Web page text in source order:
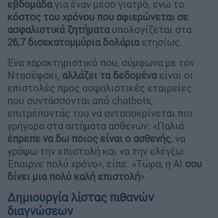
εβδομάδαγια έναν μέσο γιατρό, ενώ το
κόστος του χρόνου που αφιερώνεται σε
ασφαλιστικά ζητήματαυπολογίζεται στα
26,7 δισεκατομμύρια δολάριαετησίως.
Ένα χαρακτηριστικό που, σύμφωνα με τον
Ντασέφσκι, αλλάζει τα δεδομέναείναι οι
επιστολές προς ασφαλιστικές εταιρείες
που συντάσσονται από chatbots,
επιτρέποντάς του να ανταποκρίνεται πιο
γρήγορα στα αιτήματα ασθενών. «Παλιά
έπρεπε να δω ποιος είναι ο ασθενής, να
γράψω την επιστολή και να την ελέγξω.
Έπαιρνε πολύ χρόνο», είπε. «Τώρα, η AI σου
δίνει μια πολύ καλή επιστολή».
Δημιουργία λίστας πιθανών
διαγνώσεων